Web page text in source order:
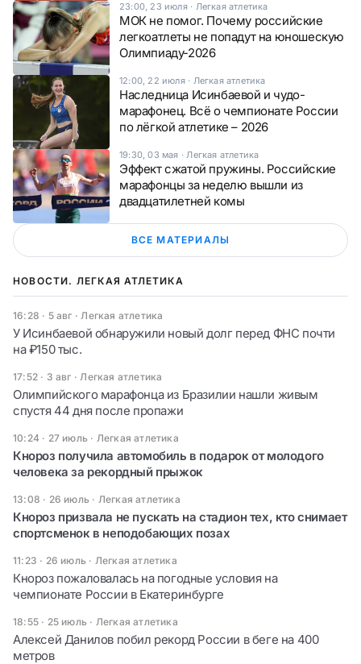
23:00, 23 июля· Легкая атлетика
МОК не помог. Почему российские
легкоатлеты не попадут на юношескую
Олимпиаду-2026
12:00, 22 июля· Легкая атлетика
Наследница Исинбаевой и чудо-
марафонец. Всё о чемпионате России
по лёгкой атлетике – 2026
19:30, 03 мая ·Легкая атлетика
Эффект сжатой пружины. Российские
марафонцы за неделю вышли из
двадцатилетней комы
ВСЕ МАТЕРИАЛЫ
НОВОСТИ. ЛЕГКАЯ АТЛЕТИКА
16:28 · 5 авг ·Легкая атлетика
У Исинбаевой обнаружили новый долг перед ФНС почти
на ₽150 тыс.
17:52 · 3 авг ·Легкая атлетика
Олимпийского марафонца из Бразилии нашли живым
спустя 44 дня после пропажи
10:24 · 27 июль · Легкая атлетика
Кнороз получила автомобиль в подарок от молодого
человека за рекордный прыжок
13:08 · 26 июль · Легкая атлетика
Кнороз призвала не пускать на стадион тех, кто снимает
спортсменок в неподобающих позах
11:23 · 26 июль · Легкая атлетика
Кнороз пожаловалась на погодные условия на
чемпионате России в Екатеринбурге
18:55 · 25 июль · Легкая атлетика
Алексей Данилов побил рекорд России в беге на 400
метров